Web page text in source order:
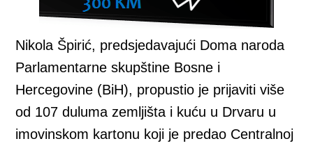
Nikola Špirić, predsjedavajući Doma naroda
Parlamentarne skupštine Bosne i
Hercegovine (BiH), propustio je prijaviti više
od 107 duluma zemljišta i kuću u Drvaru u
imovinskom kartonu koji je predao Centralnoj